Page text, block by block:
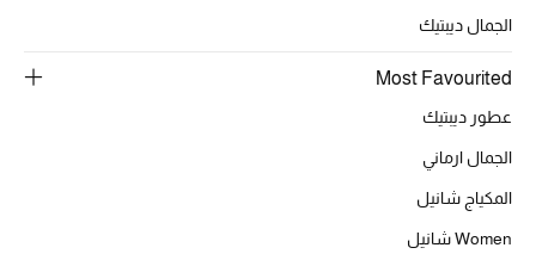
جديد لدينا
عرض جميع المنتجات
الجمال ديبتيك
Most Favourited
عطور ديبتيك
الجمال ارماني
المكياج شانيل
Women شانيل